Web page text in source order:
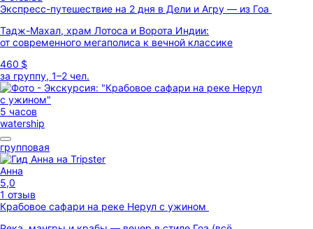
Экспресс-путешествие на 2 дня в Дели и Агру — из Гоа
Тадж-Махал, храм Лотоса и Ворота Индии:
от современного мегаполиса к вечной классике
460 $
за группу, 1–2 чел.
5 часов
watership
групповая
Анна
5,0
1 отзыв
Крабовое сафари на реке Нерул с ужином